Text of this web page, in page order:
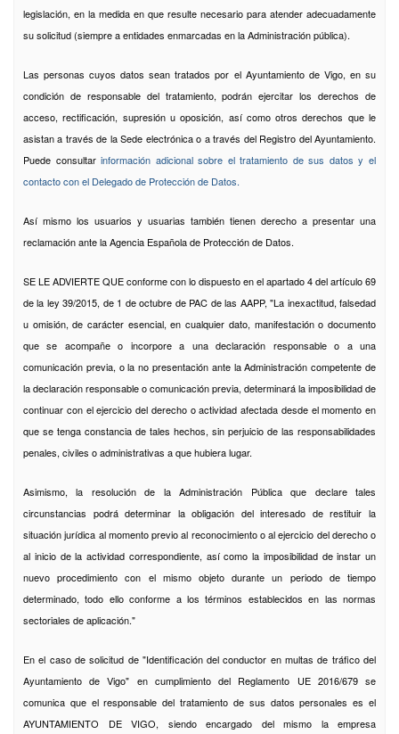
legislación, en la medida en que resulte necesario para atender adecuadamente
su solicitud (siempre a entidades enmarcadas en la Administración pública).
Las personas cuyos datos sean tratados por el Ayuntamiento de Vigo, en su
condición de responsable del tratamiento, podrán ejercitar los derechos de
acceso, rectificación, supresión u oposición, así como otros derechos que le
asistan a través de la Sede electrónica o a través del Registro del Ayuntamiento.
Puede consultarinformación adicional sobre el tratamiento de sus datos y el
contacto con el Delegado de Protección de Datos.
Así mismo los usuarios y usuarias también tienen derecho a presentar una
reclamación ante la Agencia Española de Protección de Datos.
SE LE ADVIERTE QUE conforme con lo dispuesto en el apartado 4 del artículo 69
de la ley 39/2015, de 1 de octubre de PAC de las AAPP, "La inexactitud, falsedad
u omisión, de carácter esencial, en cualquier dato, manifestación o documento
que se acompañe o incorpore a una declaración responsable o a una
comunicación previa, o la no presentación ante la Administración competente de
la declaración responsable o comunicación previa, determinará la imposibilidad de
continuar con el ejercicio del derecho o actividad afectada desde el momento en
que se tenga constancia de tales hechos, sin perjuicio de las responsabilidades
penales, civiles o administrativas a que hubiera lugar.
Asimismo, la resolución de la Administración Pública que declare tales
circunstancias podrá determinar la obligación del interesado de restituir la
situación jurídica al momento previo al reconocimiento o al ejercicio del derecho o
al inicio de la actividad correspondiente, así como la imposibilidad de instar un
nuevo procedimiento con el mismo objeto durante un periodo de tiempo
determinado, todo ello conforme a los términos establecidos en las normas
sectoriales de aplicación."
En el caso de solicitud de "Identificación del conductor en multas de tráfico del
Ayuntamiento de Vigo" en cumplimiento del Reglamento UE 2016/679 se
comunica que el responsable del tratamiento de sus datos personales es el
AYUNTAMIENTO DE VIGO, siendo encargado del mismo la empresa